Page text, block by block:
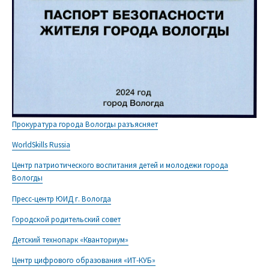
Прокуратура города Вологды разъясняет
WorldSkills Russia
Центр патриотического воспитания детей и молодежи города
Вологды
Пресс-центр ЮИД г. Вологда
Городской родительский совет
Детский технопарк «Кванториум»
Центр цифрового образования «ИТ-КУБ»